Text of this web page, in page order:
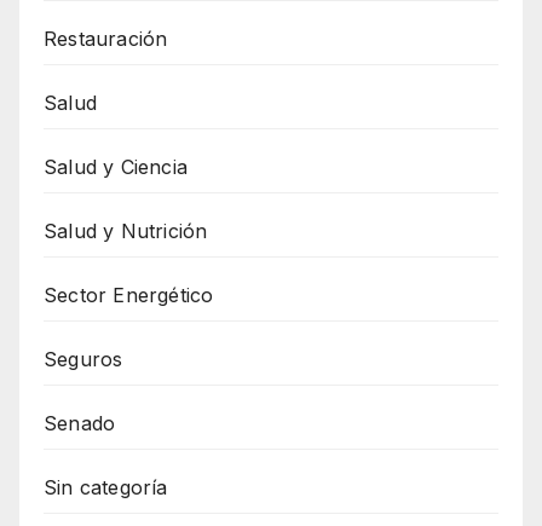
Restauración
Salud
Salud y Ciencia
Salud y Nutrición
Sector Energético
Seguros
Senado
Sin categoría